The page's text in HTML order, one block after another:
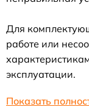
Для
работе или
эксплуатации.
Показать